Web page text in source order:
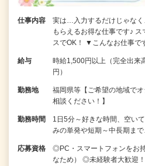
仕事内容
実は…入力するだけじゃな
もらえるお得な仕事です♪
スでOK！ ▼こんなお仕事で
給与
時給1,500円以上（完全出来
円）
勤務地
福岡県等【ご希望の地域で
相談ください！】
勤務時間
1日5分～好きな時間、空い
みの単発や短期～中長期ま
応募資格
◎PC・スマートフォンをお
なため） ◎未経験者大歓迎